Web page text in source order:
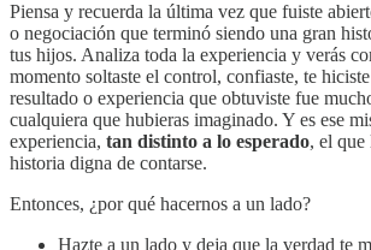
Piensa y recuerda la última vez que fuiste
o negociación que terminó siendo una gran
tus hijos. Analiza toda la experiencia y verás
momento soltaste el control, confiaste, te
resultado o experiencia que obtuviste fue
cualquiera que hubieras imaginado. Y es ese
experiencia, tan distinto a lo esperado, el que
historia digna de contarse.
Entonces, ¿por qué hacernos a un lado?
Hazte a un lado y deja que la verdad te